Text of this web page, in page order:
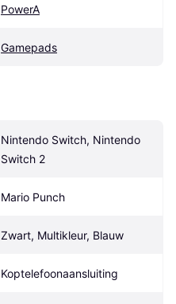
PowerA
Gamepads
Nintendo Switch, Nintendo
Switch 2
Mario Punch
Zwart, Multikleur, Blauw
Koptelefoonaansluiting